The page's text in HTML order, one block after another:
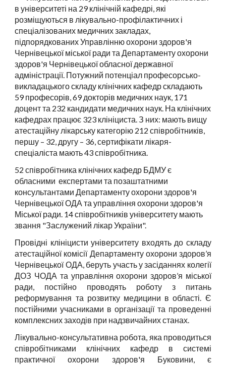
в університеті на 29клінічній кафедрі, які
розміщуються в лікувально-профілактичних і
спеціалізованих медичних закладах,
підпорядкованих Управліннюохорони здоров'я
Чернівецької міської ради та Департаменту охорони
здоров'я Чернівецькоїобласної державної
адміністрації. Потужний потенціал професорсько-
викладацького складу клінічних кафедр складають
59професорів,69докторів медичних наук, 171
доцент та 232 кандидати медичних наук. На клінічних
кафедрах працює 323 клініциста.З них: мають вищу
атестаційну лікарську категорію 212 співробітників,
першу – 32, другу – 36, сертифікати лікаря-
спеціаліста мають 43 співробітника.
52 співробітника клінічних кафедр БДМУ є
обласними експертами та позаштатними
консультантами Департаменту охорони здоров'я
Чернівецької ОДА та управління охорони здоров'я
Міської ради. 14співробітників університету мають
звання "Заслужений лікар України".
Провідні клініцисти університету входять до складу
атестаційної комісії Департаменту охорони здоров’я
Чернівецької ОДА, беруть участь у засіданнях колегії
ДОЗ ЧОДА та управління охорони здоров’я міської
ради, постійно проводять роботу з питань
реформування та розвитку медицини в області. Є
постійними учасниками в організації та проведенні
комплексних заходів при надзвичайних станах.
Лікувально-консультативна робота, яка проводиться
співробітниками клінічних кафедр в системі
практичної охорони здоров'я Буковини, є